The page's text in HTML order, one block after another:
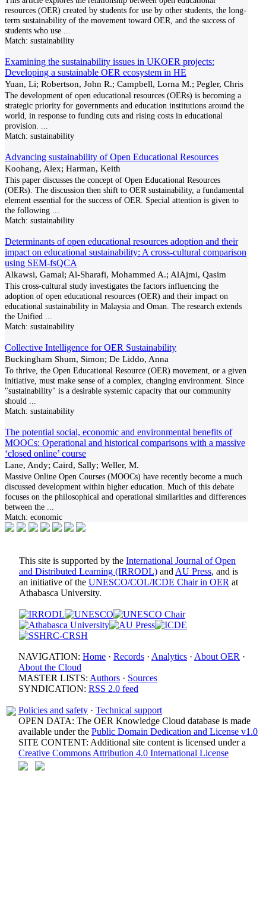
resources (OER) created by students for use by other students, the long-
term sustainability of the movement toward OER, and the success of
students who use
Match: sustainability
Examining the sustainability issues in UKOER projects:
Developing a sustainable OER ecosystem in HE
Yuan, Li; Robertson, John R.; Campbell, Lorna M.; Pegler, Chris
The development of open educational resources (OERs) is becoming a
strategic priority for governments and education institutions around the
world, in response to funding cuts and rising costs in educational
provision.
Match: sustainability
Advancing sustainability of Open Educational Resources
Koohang, Alex; Harman, Keith
This paper discusses the concept of Open Educational Resources
(OERs). The discussion then shift to OER sustainability, a fundamental
element essential for the success of OER. Special attention is given to
the following
Match: sustainability
Determinants of open educational resources adoption and their
impact on educational sustainability: A cross-cultural comparison
using SEM-fsQCA
Alkawsi, Gamal; Al-Sharafi, Mohammed A.; AlAjmi, Qasim
This cross-cultural study investigates the factors influencing the
adoption of open educational resources (OER) and their impact on
educational sustainability in Malaysia and Oman. The research extends
the Unified
Match: sustainability
Collective Intelligence for OER Sustainability
Buckingham Shum, Simon; De Liddo, Anna
To thrive, the Open Educational Resource (OER) movement, or a given
initiative, must make sense of a complex, changing environment. Since
"sustainability" is a desirable systemic capacity that our community
should
Match: sustainability
The potential social, economic and environmental benefits of
MOOCs: Operational and historical comparisons with a massive
‘closed online’ course
Lane, Andy; Caird, Sally; Weller, M.
Massive Online Open Courses (MOOCs) have recently become a much
discussed development within higher education. Much of this debate
focuses on the philosophical and operational similarities and differences
between the
Match: economic
This site is supported by the International Journal of Open
and Distributed Learning (IRRODL) and AU Press, and is
an initiative of the UNESCO/COL/ICDE Chair in OER at
Athabasca University.
NAVIGATION: Home · Records · Analytics · About OER ·
About the Cloud
MASTER LISTS: Authors · Sources
SYNDICATION: RSS 2.0 feed
Policies and safety · Technical support
OPEN DATA: The OER Knowledge Cloud database is made
available under the Public Domain Dedication and License v1.0
SITE CONTENT: Additional site content is licensed under a
Creative Commons Attribution 4.0 International License